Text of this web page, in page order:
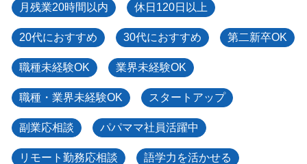
月残業20時間以内 休日120日以上
20代におすすめ 30代におすすめ 第二新卒OK
職種未経験OK 業界未経験OK
職種・業界未経験OK スタートアップ
副業応相談 パパママ社員活躍中
リモート勤務応相談 語学力を活かせる